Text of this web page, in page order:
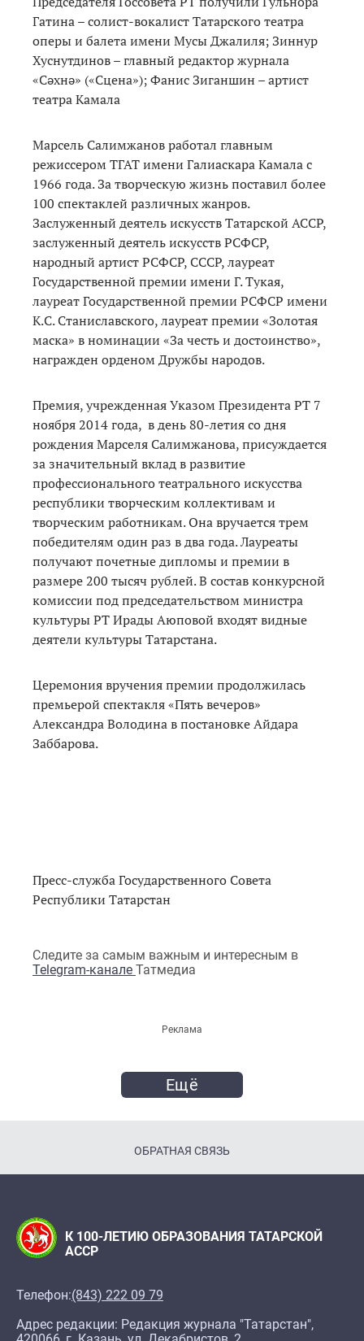
Гатина – солист-вокалист Татарского театра
оперы и балета имени Мусы Джалиля; Зиннур
Хуснутдинов – главный редактор журнала
«Сәхнә» («Сцена»); Фанис Зиганшин – артист
театра Камала
Марсель Салимжанов работал главным
режиссером ТГАТ имени Галиаскара Камала с
1966 года. За творческую жизнь поставил более
100 спектаклей различных жанров.
Заслуженный деятель искусств Татарской АССР,
заслуженный деятель искусств РСФСР,
народный артист РСФСР, СССР, лауреат
Государственной премии имени Г. Тукая,
лауреат Государственной премии РСФСР имени
К.С. Станиславского, лауреат премии «Золотая
маска» в номинации «За честь и достоинство»,
награжден орденом Дружбы народов.
Премия, учрежденная Указом Президента РТ 7
ноября 2014 года, в день 80-летия со дня
рождения Марселя Салимжанова, присуждается
за значительный вклад в развитие
профессионального театрального искусства
республики творческим коллективам и
творческим работникам. Она вручается трем
победителям один раз в два года. Лауреаты
получают почетные дипломы и премии в
размере 200 тысяч рублей. В состав конкурсной
комиссии под председательством министра
культуры РТ Ирады Аюповой входят видные
деятели культуры Татарстана.
Церемония вручения премии продолжилась
премьерой спектакля «Пять вечеров»
Александра Володина в постановке Айдара
Заббарова.
Пресс-служба Государственного Совета
Республики Татарстан
Следите за самым важным и интересным в
Telegram-канале Татмедиа
Реклама
Ещё
ОБРАТНАЯ СВЯЗЬ
К 100-ЛЕТИЮ ОБРАЗОВАНИЯ ТАТАРСКОЙ
АССР
Телефон:(843) 222 09 79
Адрес редакции: Редакция журнала "Татарстан",